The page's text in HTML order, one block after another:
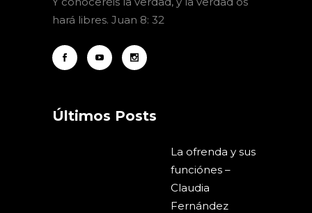
hará libres. Juan 8: 32
Últimos Posts
La ofrenda y sus
funciónes –
Claudia
Fernández